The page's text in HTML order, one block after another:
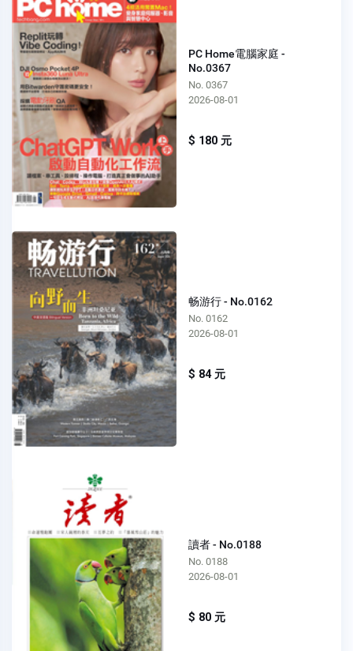
PC Home電腦家庭 -
No.0367
No. 0367
2026-08-01
$ 180 元
畅游行 - No.0162
No. 0162
2026-08-01
$ 84 元
讀者 - No.0188
No. 0188
2026-08-01
$ 80 元